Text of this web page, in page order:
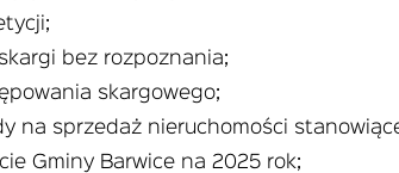
bez rozpoznania;
skargowego;
sprzedaż nieruchomości
Gminy Barwice na 2025 rok;